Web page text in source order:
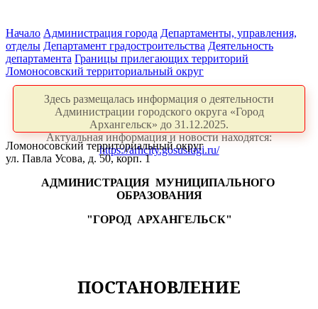
Начало Администрация города Департаменты, управления,
отделы Департамент градостроительства Деятельность
департамента Границы прилегающих территорий
Ломоносовский территориальный округ
Здесь размещалась информация о деятельности
Администрации городского округа «Город
Архангельск» до 31.12.2025.
Актуальная информация и новости находятся:
https://arhcity.gosuslugi.ru/
Ломоносовский территориальный округ
ул. Павла Усова, д. 50, корп. 1
АДМИНИСТРАЦИЯ МУНИЦИПАЛЬНОГО
ОБРАЗОВАНИЯ
"ГОРОД АРХАНГЕЛЬСК"
ПОСТАНОВЛЕНИЕ